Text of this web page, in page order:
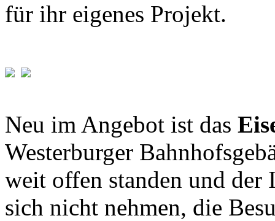
für ihr eigenes Projekt.
Neu im Angebot ist das
Westerburger
weit offen standen und
sich nicht nehmen, die